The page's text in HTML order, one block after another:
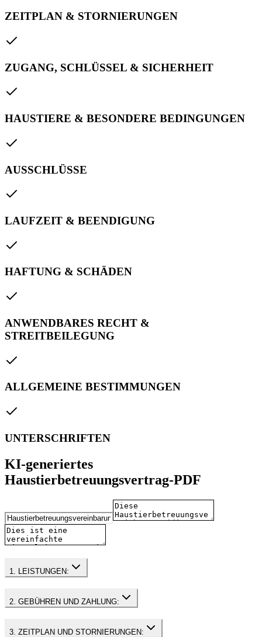
ZEITPLAN & STORNIERUNGEN
ZUGANG, SCHLÜSSEL & SICHERHEIT
HAUSTIERE & BESONDERE BEDINGUNGEN
AUSSCHLÜSSE
LAUFZEIT & BEENDIGUNG
HAFTUNG & SCHÄDEN
ANWENDBARES RECHT &
STREITBEILEGUNG
ALLGEMEINE BESTIMMUNGEN
UNTERSCHRIFTEN
KI-generiertes
Haustierbetreuungsvertrag-PDF
1. LEISTUNGEN:
2. GEBÜHREN UND ZAHLUNG:
3. ZEITPLAN UND STORNIERUNGEN: